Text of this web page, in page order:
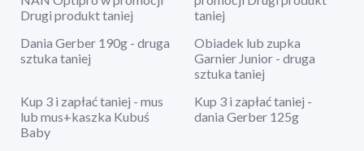
Drugi produkt taniej
taniej
Dania Gerber 190g - druga
sztuka taniej
Obiadek lub zupka
Garnier Junior - druga
sztuka taniej
Kup 3 i zapłać taniej - mus
lub mus+kaszka Kubuś
Baby
Kup 3 i zapłać taniej -
dania Gerber 125g